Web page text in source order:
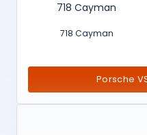
718 Cayman
718 Cayman
Porsche